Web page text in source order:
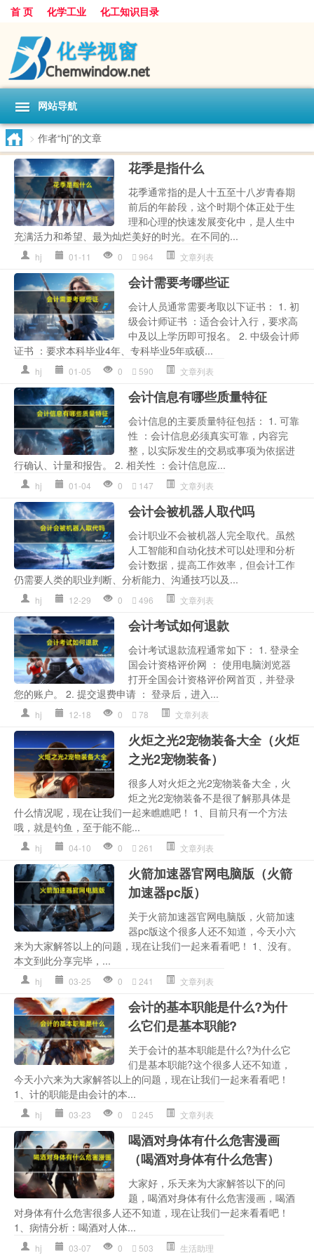
首 页 化学工业 化工知识目录
网站导航
> 作者“hj”的文章
花季是指什么
花季通常指的是人十五至十八岁青春期
前后的年龄段，这个时期个体正处于生
理和心理的快速发展变化中，是人生中
充满活力和希望、最为灿烂美好的时光。在不同的...
hj 01-11 0 964 文章列表
会计需要考哪些证
会计人员通常需要考取以下证书： 1. 初
级会计师证书 ：适合会计入行，要求高
中及以上学历即可报名。 2. 中级会计师
证书 ：要求本科毕业4年、专科毕业5年或硕...
hj 01-05 0 590 文章列表
会计信息有哪些质量特征
会计信息的主要质量特征包括： 1. 可靠
性 ：会计信息必须真实可靠，内容完
整，以实际发生的交易或事项为依据进
行确认、计量和报告。 2. 相关性 ：会计信息应...
hj 01-04 0 147 文章列表
会计会被机器人取代吗
会计职业不会被机器人完全取代。虽然
人工智能和自动化技术可以处理和分析
会计数据，提高工作效率，但会计工作
仍需要人类的职业判断、分析能力、沟通技巧以及...
hj 12-29 0 496 文章列表
会计考试如何退款
会计考试退款流程通常如下： 1. 登录全
国会计资格评价网 ： 使用电脑浏览器
打开全国会计资格评价网首页，并登录
您的账户。 2. 提交退费申请 ： 登录后，进入...
hj 12-18 0 78 文章列表
火炬之光2宠物装备大全（火炬
之光2宠物装备）
很多人对火炬之光2宠物装备大全，火
炬之光2宠物装备不是很了解那具体是
什么情况呢，现在让我们一起来瞧瞧吧！ 1、目前只有一个方法
哦，就是钓鱼，至于能不能...
hj 04-10 0 261 文章列表
火箭加速器官网电脑版（火箭
加速器pc版）
关于火箭加速器官网电脑版，火箭加速
器pc版这个很多人还不知道，今天小六
来为大家解答以上的问题，现在让我们一起来看看吧！ 1、没有。
本文到此分享完毕，...
hj 03-25 0 241 文章列表
会计的基本职能是什么?为什
么它们是基本职能?
关于会计的基本职能是什么?为什么它
们是基本职能?这个很多人还不知道，
今天小六来为大家解答以上的问题，现在让我们一起来看看吧！
1、计的职能是由会计的本...
hj 03-23 0 245 文章列表
喝酒对身体有什么危害漫画
（喝酒对身体有什么危害）
大家好，乐天来为大家解答以下的问
题，喝酒对身体有什么危害漫画，喝酒
对身体有什么危害很多人还不知道，现在让我们一起来看看吧！
1、病情分析：喝酒对人体...
hj 03-07 0 503 生活助理